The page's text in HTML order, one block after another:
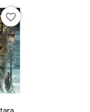
favorite_border